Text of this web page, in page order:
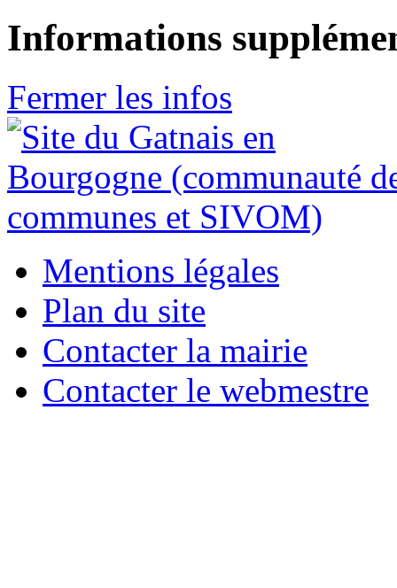
Informations
Fermer les infos
Mentions légales
Plan du site
Contacter la mairie
Contacter le webmestre